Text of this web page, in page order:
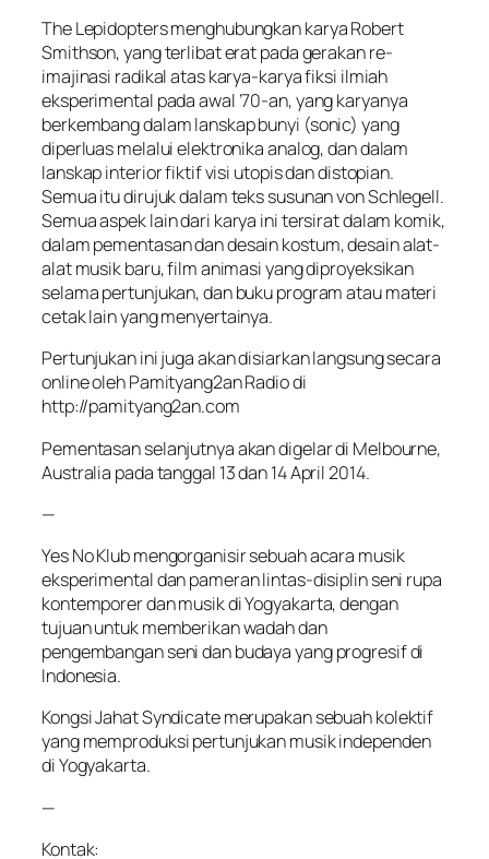
The Lepidopters menghubungkan karya Robert
Smithson, yang terlibat erat pada gerakan re-
imajinasi radikal atas karya-karya fiksi ilmiah
eksperimental pada awal ’70-an, yang karyanya
berkembang dalam lanskap bunyi (sonic) yang
diperluas melalui elektronika analog, dan dalam
lanskap interior fiktif visi utopis dan distopian.
Semua itu dirujuk dalam teks susunan von Schlegell.
Semua aspek lain dari karya ini tersirat dalam komik,
dalam pementasan dan desain kostum, desain alat-
alat musik baru, film animasi yang diproyeksikan
selama pertunjukan, dan buku program atau materi
cetak lain yang menyertainya.
Pertunjukan ini juga akan disiarkan langsung secara
online oleh Pamityang2an Radio di
http://pamityang2an.com
Pementasan selanjutnya akan digelar di Melbourne,
Australia pada tanggal 13 dan 14 April 2014.
—
Yes No Klub mengorganisir sebuah acara musik
eksperimental dan pameran lintas-disiplin seni rupa
kontemporer dan musik di Yogyakarta, dengan
tujuan untuk memberikan wadah dan
pengembangan seni dan budaya yang progresif di
Indonesia.
Kongsi Jahat Syndicate merupakan sebuah kolektif
yang memproduksi pertunjukan musik independen
di Yogyakarta.
—
Kontak: